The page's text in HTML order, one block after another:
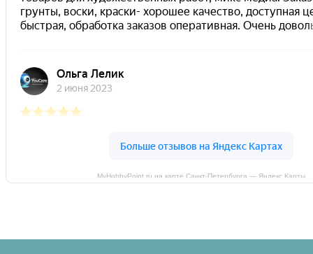
MyHobbyPoint.ru на карте Санкт‑Петербурга — Яндекс Карты